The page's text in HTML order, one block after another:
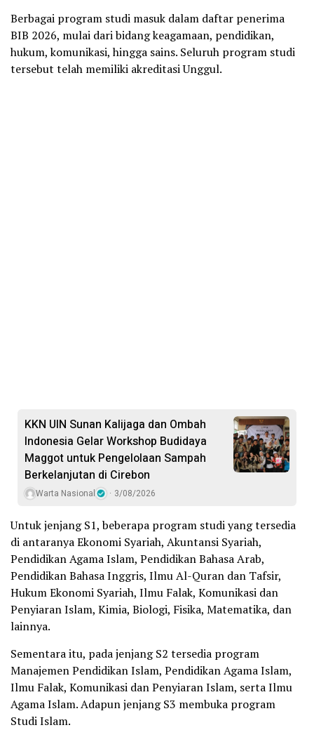
Berbagai program studi masuk dalam daftar penerima
BIB 2026, mulai dari bidang keagamaan, pendidikan,
hukum, komunikasi, hingga sains. Seluruh program studi
tersebut telah memiliki akreditasi Unggul.
KKN UIN Sunan Kalijaga dan Ombah
Indonesia Gelar Workshop Budidaya
Maggot untuk Pengelolaan Sampah
Berkelanjutan di Cirebon
Warta Nasional 3/08/2026
Untuk jenjang S1, beberapa program studi yang tersedia
di antaranya Ekonomi Syariah, Akuntansi Syariah,
Pendidikan Agama Islam, Pendidikan Bahasa Arab,
Pendidikan Bahasa Inggris, Ilmu Al-Quran dan Tafsir,
Hukum Ekonomi Syariah, Ilmu Falak, Komunikasi dan
Penyiaran Islam, Kimia, Biologi, Fisika, Matematika, dan
lainnya.
Sementara itu, pada jenjang S2 tersedia program
Manajemen Pendidikan Islam, Pendidikan Agama Islam,
Ilmu Falak, Komunikasi dan Penyiaran Islam, serta Ilmu
Agama Islam. Adapun jenjang S3 membuka program
Studi Islam.